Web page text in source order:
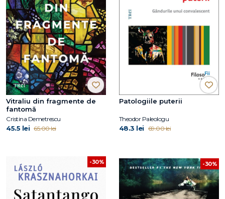
Vitraliu din fragmente de
fantomă
Cristina Demetrescu
45.5 lei 65.00 lei
Patologiile puterii
Theodor Paleologu
48.3 lei 69.00 lei
-30% -30%